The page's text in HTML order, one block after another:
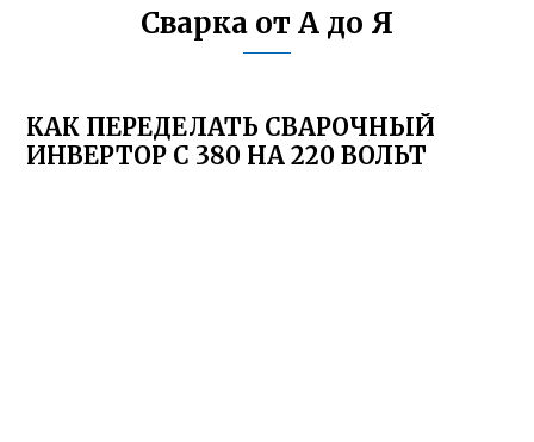
Сварка от А до Я
КАК ПЕРЕДЕЛАТЬ СВАРОЧНЫЙ
ИНВЕРТОР С 380 НА 220 ВОЛЬТ